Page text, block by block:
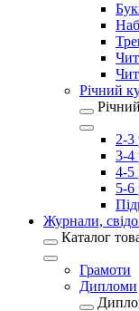
Річний
2-3
3-4
4-5
5-6
Журнали,
Каталог
Грамоти
Дипломи